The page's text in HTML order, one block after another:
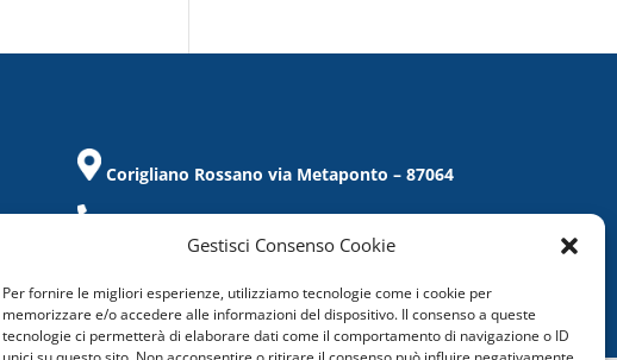
Gestisci Consenso Cookie
Per fornire le migliori esperienze, utilizziamo tecnologie come i cookie per
memorizzare e/o accedere alle informazioni del dispositivo. Il consenso a queste
tecnologie ci permetterà di elaborare dati come il comportamento di navigazione o ID
Corigliano Rossano via Metaponto – 87064
Tel. / Fax 0983/859021
C.F.: 97019860788